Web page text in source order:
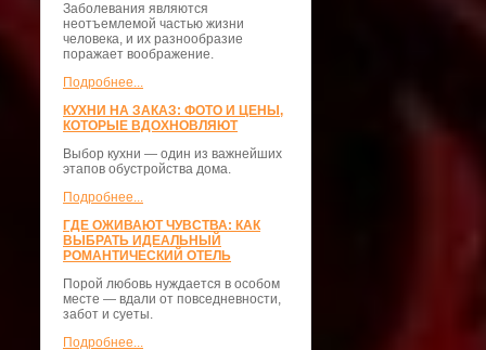
Заболевания являются
неотъемлемой частью жизни
человека, и их разнообразие
поражает воображение.
Подробнее...
КУХНИ НА ЗАКАЗ: ФОТО И ЦЕНЫ,
КОТОРЫЕ ВДОХНОВЛЯЮТ
Выбор кухни — один из важнейших
этапов обустройства дома.
Подробнее...
ГДЕ ОЖИВАЮТ ЧУВСТВА: КАК
ВЫБРАТЬ ИДЕАЛЬНЫЙ
РОМАНТИЧЕСКИЙ ОТЕЛЬ
Порой любовь нуждается в особом
месте — вдали от повседневности,
забот и суеты.
Подробнее...